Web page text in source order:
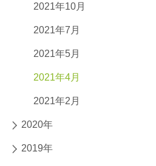
2021年10月
2021年7月
2021年5月
2021年4月
2021年2月
2020年
2019年